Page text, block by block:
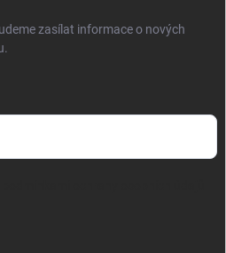
zasílat informace o nových